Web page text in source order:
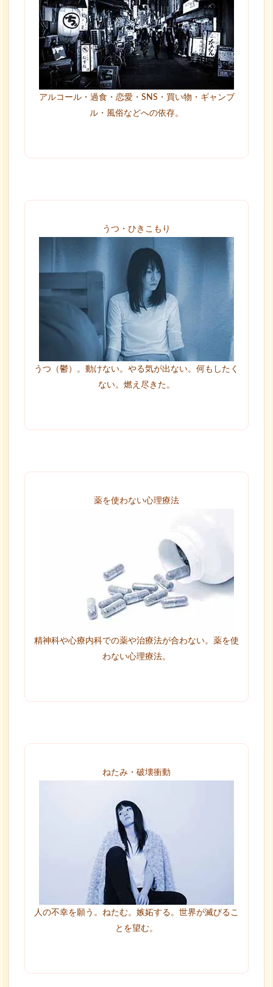
アルコール・過食・恋愛・SNS・買い物・ギャンブ
ル・風俗などへの依存。
うつ・ひきこもり
うつ（鬱）。動けない。やる気が出ない。何もしたく
ない。燃え尽きた。
薬を使わない心理療法
精神科や心療内科での薬や治療法が合わない。薬を使
わない心理療法。
ねたみ・破壊衝動
人の不幸を願う。ねたむ。嫉妬する。世界が滅びるこ
とを望む。